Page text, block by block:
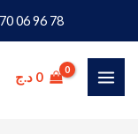
06 96 78
0 د.ج